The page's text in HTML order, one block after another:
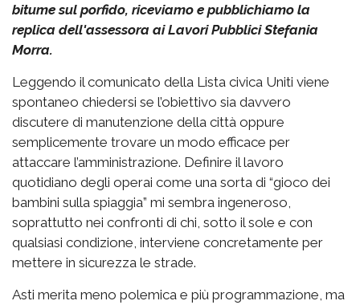
bitume sul porfido, riceviamo e pubblichiamo la
replica dell'assessora ai Lavori Pubblici Stefania
Morra.
Leggendo il comunicato della Lista civica Uniti viene
spontaneo chiedersi se l’obiettivo sia davvero
discutere di manutenzione della città oppure
semplicemente trovare un modo efficace per
attaccare l’amministrazione. Definire il lavoro
quotidiano degli operai come una sorta di “gioco dei
bambini sulla spiaggia” mi sembra ingeneroso,
soprattutto nei confronti di chi, sotto il sole e con
qualsiasi condizione, interviene concretamente per
mettere in sicurezza le strade.
Asti merita meno polemica e più programmazione, ma